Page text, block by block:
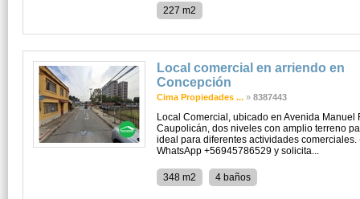
227 m2
Local comercial en arriendo en
Concepción
Cima Propiedades ... » 8387443
Local Comercial, ubicado en Avenida
Caupolicán, dos niveles con amplio terreno
ideal para diferentes actividades comerciales.
WhatsApp +56945786529 y solicita...
348 m2 4 baños